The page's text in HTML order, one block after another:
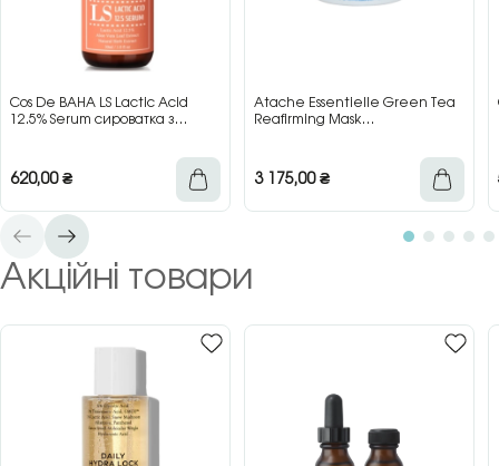
Cos De BAHA LS Lactic Acid
12.5% Serum сироватка з
620,00₴
Atache Essentielle Green Tea
Reafirming Mask
3 175,00₴
Акційні товари